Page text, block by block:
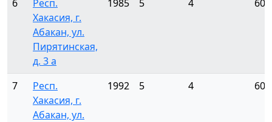
6
Респ.
Хакасия, г.
Абакан, ул.
Пирятинская,
д. 3 а
1985 5 4 60
7
Респ.
Хакасия, г.
Абакан, ул.
1992 5 4 60